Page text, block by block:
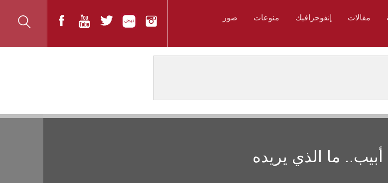
مقالات إنفوجرافيك منوعات صور
ما الذي يريده